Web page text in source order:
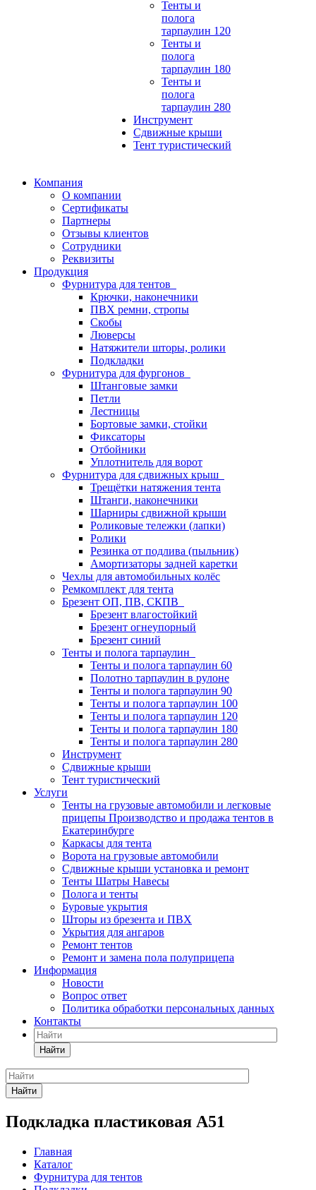
Тенты и
полога
тарпаулин 120
Тенты и
полога
тарпаулин 180
Тенты и
полога
тарпаулин 280
Инструмент
Сдвижные крыши
Тент туристический
Компания
О компании
Сертификаты
Партнеры
Отзывы клиентов
Сотрудники
Реквизиты
Продукция
Фурнитура для тентов
Крючки, наконечники
ПВХ ремни, стропы
Скобы
Люверсы
Натяжители шторы, ролики
Подкладки
Фурнитура для фургонов
Штанговые замки
Петли
Лестницы
Бортовые замки, стойки
Фиксаторы
Отбойники
Уплотнитель для ворот
Фурнитура для сдвижных крыш
Трещётки натяжения тента
Штанги, наконечники
Шарниры сдвижной крыши
Роликовые тележки (лапки)
Ролики
Резинка от подлива (пыльник)
Амортизаторы задней каретки
Чехлы для автомобильных колёс
Ремкомплект для тента
Брезент ОП, ПВ, СКПВ
Брезент влагостойкий
Брезент огнеупорный
Брезент синий
Тенты и полога тарпаулин
Тенты и полога тарпаулин 60
Полотно тарпаулин в рулоне
Тенты и полога тарпаулин 90
Тенты и полога тарпаулин 100
Тенты и полога тарпаулин 120
Тенты и полога тарпаулин 180
Тенты и полога тарпаулин 280
Инструмент
Сдвижные крыши
Тент туристический
Услуги
Тенты на грузовые автомобили и легковые
прицепы Производство и продажа тентов в
Екатеринбурге
Каркасы для тента
Ворота на грузовые автомобили
Сдвижные крыши установка и ремонт
Тенты Шатры Навесы
Полога и тенты
Буровые укрытия
Шторы из брезента и ПВХ
Укрытия для ангаров
Ремонт тентов
Ремонт и замена пола полуприцепа
Информация
Новости
Вопрос ответ
Политика обработки персональных данных
Контакты
Найти
Найти
Подкладка пластиковая А51
Главная
Каталог
Фурнитура для тентов